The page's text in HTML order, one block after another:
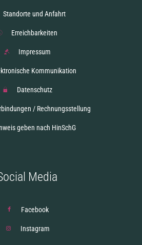
Standorte und Anfahrt
Erreichbarkeiten
Impressum
Kommunikation
Datenschutz
/ Rechnungsstellung
geben nach HinSchG
Media
Facebook
Instagram